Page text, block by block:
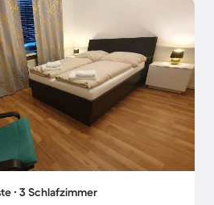
∙ 3 Schlafzimmer